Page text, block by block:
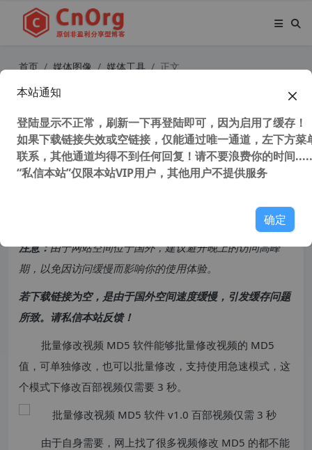
首页 媒体图像 媒体工具 正文
批量修改视频MD5软件v1.0百部视频
仅需3秒
45,061 次浏览次阅读
注意：由于网站空间位于国外，建议避开晚上的访问高峰
期，以免因访问缓慢而影响你的使用体验。
若下载链接为空，是由于国外空间速度缓慢，引发缓存问题
所致。请私信本站反馈！
批量修改视频 MD5 软件能够批量修改视频的 MD5
值，可单独修改，也可以批量修改，支持使用急速模式，这
个模式下修改百部视频仅需要 3 秒。
由于自身需要，网上找了很多视频修改 MD5 的都不能
本站通知
登陆显示不正常，刷新一下再登陆即可，因为启用了缓存！
如果下载链接失效或空链接，仅能通过唯一通道，左下方菜
联系，其他通道均得不到任何回复！请不要浪费你的时间
“私信本站”仅限本站VIP用户，其他用户不提供服务
确定